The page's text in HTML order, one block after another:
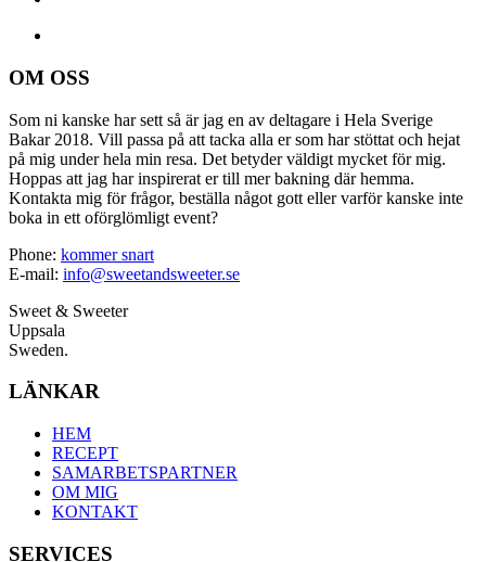
OM OSS
Som ni kanske har sett så är jag en av deltagare i Hela Sverige
Bakar 2018. Vill passa på att tacka alla er som har stöttat och hejat
på mig under hela min resa. Det betyder väldigt mycket för mig.
Hoppas att jag har inspirerat er till mer bakning där hemma.
Kontakta mig för frågor, beställa något gott eller varför kanske inte
boka in ett oförglömligt event?
Phone: kommer snart
E-mail: info@sweetandsweeter.se
Sweet & Sweeter
Uppsala
Sweden.
LÄNKAR
HEM
RECEPT
SAMARBETSPARTNER
OM MIG
KONTAKT
SERVICES